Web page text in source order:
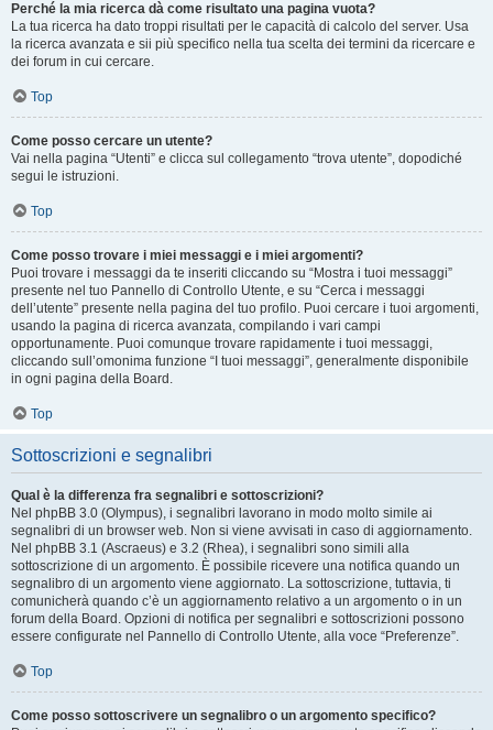
Perché la mia ricerca dà come risultato una pagina vuota?
La tua ricerca ha dato troppi risultati per le capacità di calcolo del server. Usa
la ricerca avanzata e sii più specifico nella tua scelta dei termini da ricercare e
dei forum in cui cercare.
Top
Come posso cercare un utente?
Vai nella pagina “Utenti” e clicca sul collegamento “trova utente”, dopodiché
segui le istruzioni.
Top
Come posso trovare i miei messaggi e i miei argomenti?
Puoi trovare i messaggi da te inseriti cliccando su “Mostra i tuoi messaggi”
presente nel tuo Pannello di Controllo Utente, e su “Cerca i messaggi
dell’utente” presente nella pagina del tuo profilo. Puoi cercare i tuoi argomenti,
usando la pagina di ricerca avanzata, compilando i vari campi
opportunamente. Puoi comunque trovare rapidamente i tuoi messaggi,
cliccando sull’omonima funzione “I tuoi messaggi”, generalmente disponibile
in ogni pagina della Board.
Top
Sottoscrizioni e segnalibri
Qual è la differenza fra segnalibri e sottoscrizioni?
Nel phpBB 3.0 (Olympus), i segnalibri lavorano in modo molto simile ai
segnalibri di un browser web. Non si viene avvisati in caso di aggiornamento.
Nel phpBB 3.1 (Ascraeus) e 3.2 (Rhea), i segnalibri sono simili alla
sottoscrizione di un argomento. È possibile ricevere una notifica quando un
segnalibro di un argomento viene aggiornato. La sottoscrizione, tuttavia, ti
comunicherà quando c’è un aggiornamento relativo a un argomento o in un
forum della Board. Opzioni di notifica per segnalibri e sottoscrizioni possono
essere configurate nel Pannello di Controllo Utente, alla voce “Preferenze”.
Top
Come posso sottoscrivere un segnalibro o un argomento specifico?